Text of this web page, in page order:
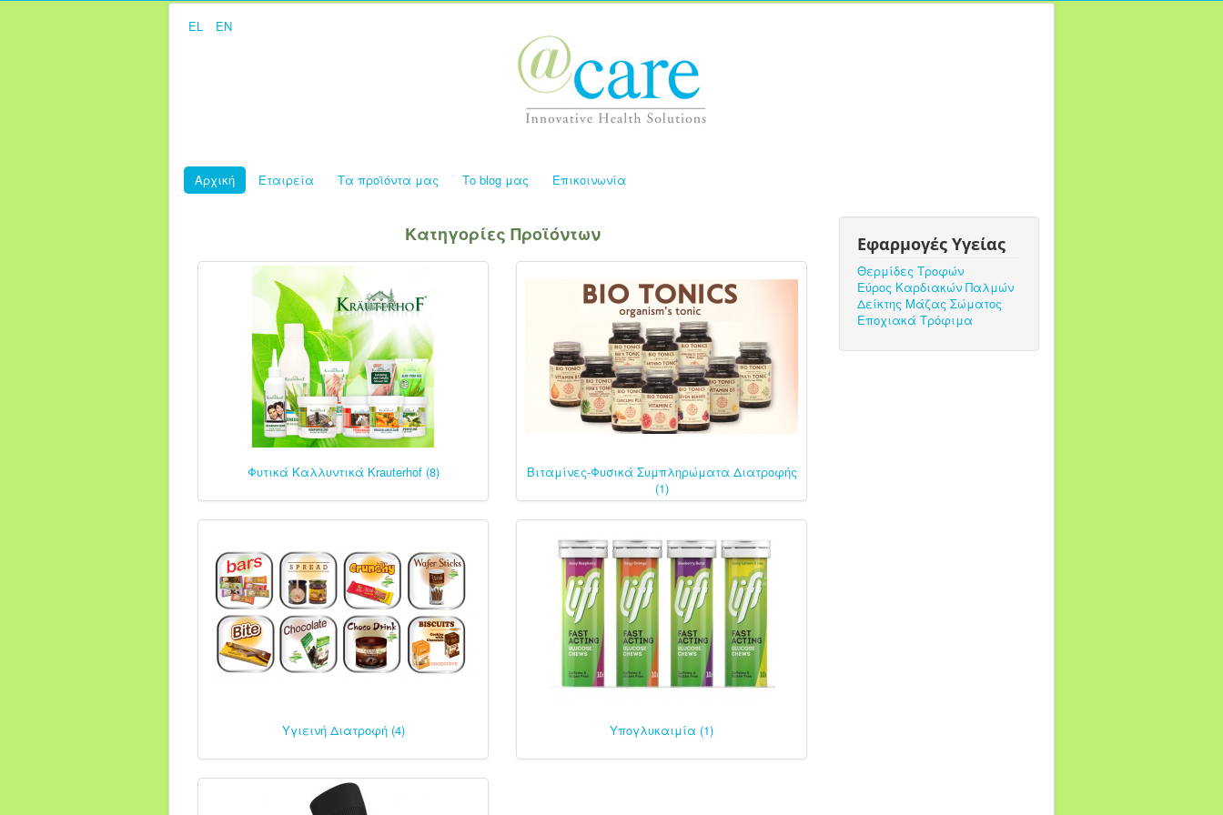
EL EN
Αρχική Εταιρεία Τα προϊόντα μας Το blog μας Επικοινωνία
Κατηγορίες Προϊόντων
Φυτικά Καλλυντικά Krauterhof (8)
Βιταμίνες-Φυσικά Συμπληρώματα Διατροφής
(1)
Υγιεινή Διατροφή (4) Υπογλυκαιμία (1)
Εφαρμογές Υγείας
Θερμίδες Τροφών
Εύρος Καρδιακών Παλμών
Δείκτης Μάζας Σώματος
Εποχιακά Τρόφιμα